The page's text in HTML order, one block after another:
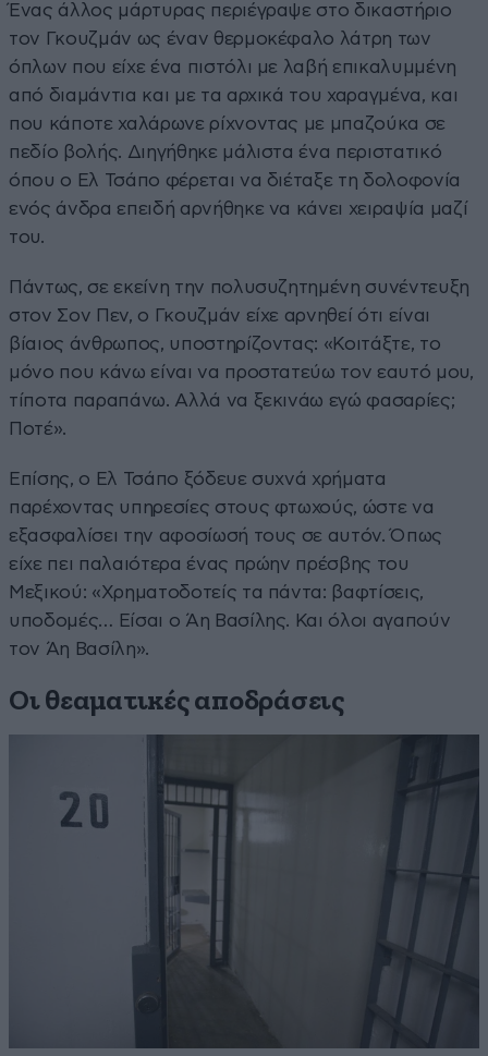
Ένας άλλος μάρτυρας περιέγραψε στο δικαστήριο
τον Γκουζμάν ως έναν θερμοκέφαλο λάτρη των
όπλων που είχε ένα πιστόλι με λαβή επικαλυμμένη
από διαμάντια και με τα αρχικά του χαραγμένα, και
που κάποτε χαλάρωνε ρίχνοντας με μπαζούκα σε
πεδίο βολής. Διηγήθηκε μάλιστα ένα περιστατικό
όπου ο Ελ Τσάπο φέρεται να διέταξε τη δολοφονία
ενός άνδρα επειδή αρνήθηκε να κάνει χειραψία μαζί
του.
Πάντως, σε εκείνη την πολυσυζητημένη συνέντευξη
στον Σον Πεν, ο Γκουζμάν είχε αρνηθεί ότι είναι
βίαιος άνθρωπος, υποστηρίζοντας: «Κοιτάξτε, το
μόνο που κάνω είναι να προστατεύω τον εαυτό μου,
τίποτα παραπάνω. Αλλά να ξεκινάω εγώ φασαρίες;
Ποτέ».
Επίσης, ο Ελ Τσάπο ξόδευε συχνά χρήματα
παρέχοντας υπηρεσίες στους φτωχούς, ώστε να
εξασφαλίσει την αφοσίωσή τους σε αυτόν. Όπως
είχε πει παλαιότερα ένας πρώην πρέσβης του
Μεξικού: «Χρηματοδοτείς τα πάντα: βαφτίσεις,
υποδομές… Είσαι ο Άη Βασίλης. Και όλοι αγαπούν
τον Άη Βασίλη».
Οι θεαματικές αποδράσεις